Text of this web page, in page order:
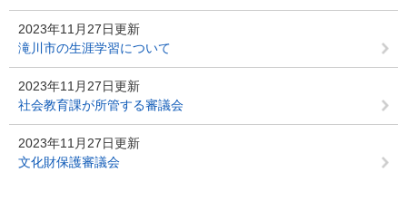
2023年11月27日更新
滝川市の生涯学習について
2023年11月27日更新
社会教育課が所管する審議会
2023年11月27日更新
文化財保護審議会